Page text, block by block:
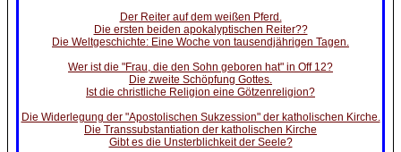
Der Reiter auf dem weißen Pferd.
Die ersten beiden apokalyptischen Reiter??
Die Weltgeschichte: Eine Woche von tausendjährigen Tagen.
Wer ist die "Frau, die den Sohn geboren hat" in Off 12?
Die zweite Schöpfung Gottes.
Ist die christliche Religion eine Götzenreligion?
Die Widerlegung der "Apostolischen Sukzession" der katholischen Kirche.
Die Transsubstantiation der katholischen Kirche
Gibt es die Unsterblichkeit der Seele?